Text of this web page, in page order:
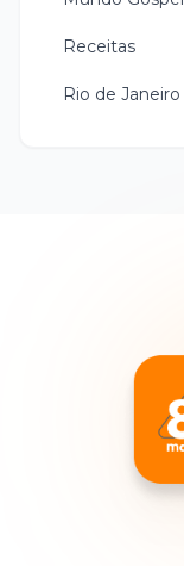
Receitas
Rio de Janeiro